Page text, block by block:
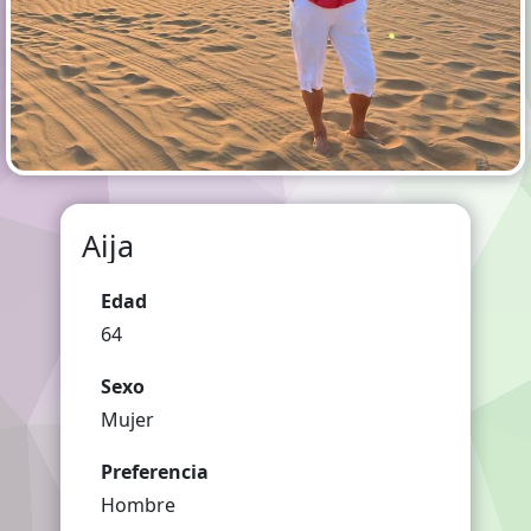
Aija
Edad
64
Sexo
Mujer
Preferencia
Hombre